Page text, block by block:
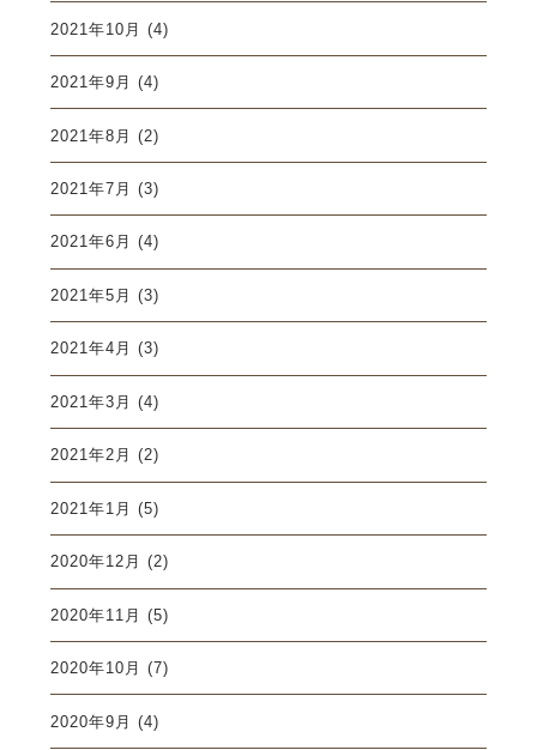
2021年10月 (4)
2021年9月 (4)
2021年8月 (2)
2021年7月 (3)
2021年6月 (4)
2021年5月 (3)
2021年4月 (3)
2021年3月 (4)
2021年2月 (2)
2021年1月 (5)
2020年12月 (2)
2020年11月 (5)
2020年10月 (7)
2020年9月 (4)